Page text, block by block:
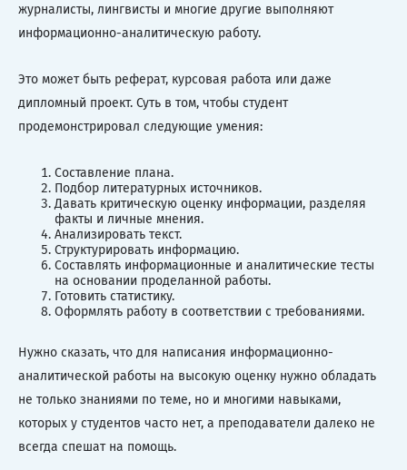
журналисты, лингвисты и многие другие выполняют
информационно-аналитическую работу.
Это может быть реферат, курсовая работа или даже
дипломный проект. Суть в том, чтобы студент
продемонстрировал следующие умения:
Составление плана.
Подбор литературных источников.
Давать критическую оценку информации, разделяя
факты и личные мнения.
Анализировать текст.
Структурировать информацию.
Составлять информационные и аналитические тесты
на основании проделанной работы.
Готовить статистику.
Оформлять работу в соответствии с требованиями.
Нужно сказать, что для написания информационно-
аналитической работы на высокую оценку нужно обладать
не только знаниями по теме, но и многими навыками,
которых у студентов часто нет, а преподаватели далеко не
всегда спешат на помощь.